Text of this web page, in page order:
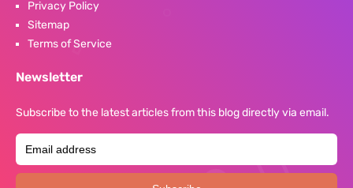
Privacy Policy
Sitemap
Terms of Service
Newsletter
Subscribe to the latest articles from this blog directly via email.